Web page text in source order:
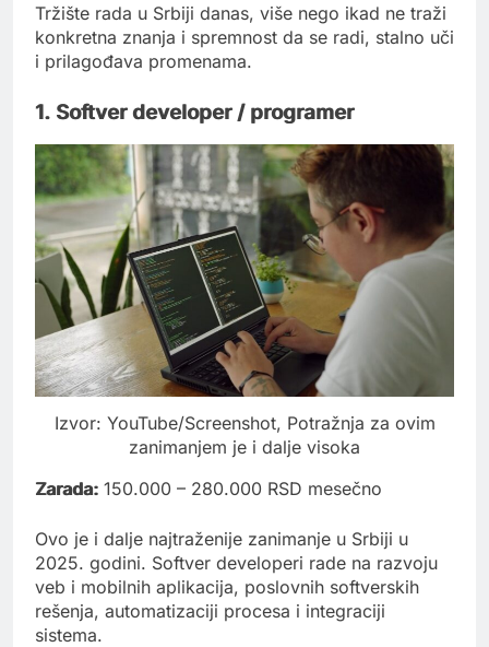
Tržište rada u Srbiji danas, više nego ikad ne traži
konkretna znanja i spremnost da se radi, stalno uči
i prilagođava promenama.
1. Softver developer / programer
Izvor: YouTube/Screenshot, Potražnja za ovim
zanimanjem je i dalje visoka
Zarada: 150.000 – 280.000 RSD mesečno
Ovo je i dalje najtraženije zanimanje u Srbiji u
2025. godini. Softver developeri rade na razvoju
veb i mobilnih aplikacija, poslovnih softverskih
rešenja, automatizaciji procesa i integraciji
sistema.